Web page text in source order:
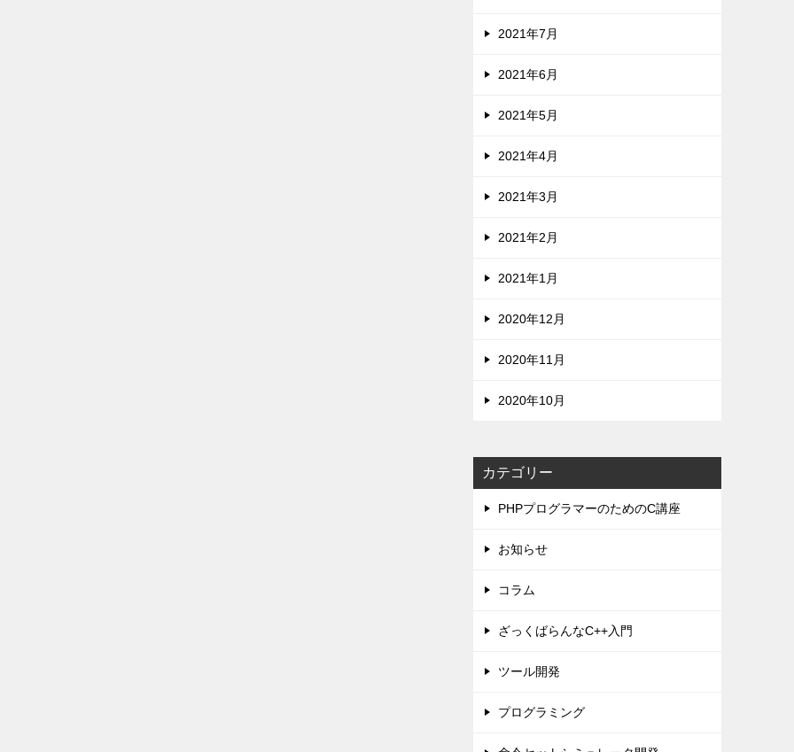
2021年7月
2021年6月
2021年5月
2021年4月
2021年3月
2021年2月
2021年1月
2020年12月
2020年11月
2020年10月
カテゴリー
PHPプログラマーのためのC講座
お知らせ
コラム
ざっくばらんなC++入門
ツール開発
プログラミング